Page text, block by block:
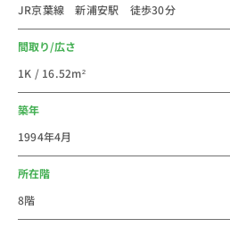
行く拠点としても〇。
駅の近くには「西友浦安店」「
「ワイズマート 浦安本店」など
スーパーも多いため食料品や日
層も安心して暮らせるエリアです
JR京葉線 新浦安駅 徒歩30分
間取り/広さ
1K / 16.52m²
築年
1994年4月
所在階
8階